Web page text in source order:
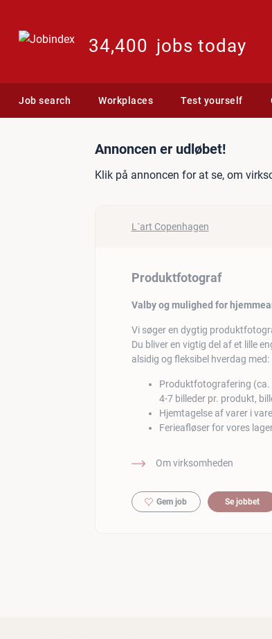
34,400 jobs today
Job search Workplaces Test yourself
Jobannonce:
Annoncen er udløbet!
Klik på annoncen for at se, om
L´art Copenhagen
Produktfotograf
Valby og mulighed for
Vi søger en dygtig
Du bliver en vigtig del af et lille
alsidig og fleksibel hverdag med:
Produktfotografering (ca.
4-7 billeder pr. produkt,
Hjemtagelse af varer i
Ferieafløser for vores
Om virksomheden
Gem job Se jobbet